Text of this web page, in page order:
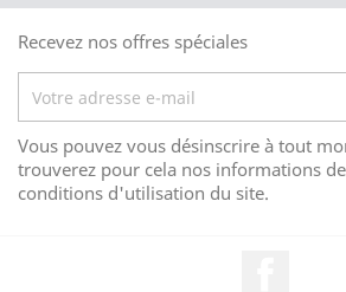
Recevez nos offres spéciales
Vous pouvez vous désinscrire à tout
trouverez pour cela nos informations
conditions d'utilisation du site.